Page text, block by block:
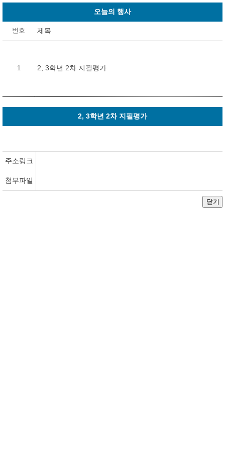
오늘의 행사
번호 제목
1 2, 3학년 2차 지필평가
2, 3학년 2차 지필평가
주소링크
첨부파일